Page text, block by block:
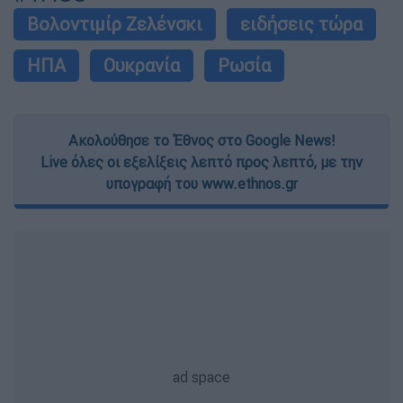
Βολοντιμίρ Ζελένσκι
ειδήσεις τώρα
ΗΠΑ
Ουκρανία Ρωσία
Ακολούθησε το Έθνος στο Google News!
Live όλες οι εξελίξεις λεπτό προς λεπτό, με την
υπογραφή του www.ethnos.gr